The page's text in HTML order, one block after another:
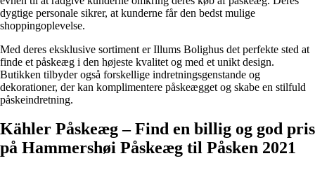
dygtige personale sikrer, at kunderne får den bedst mulige
shoppingoplevelse.
Med deres eksklusive sortiment er Illums Bolighus det perfekte sted at
finde et påskeæg i den højeste kvalitet og med et unikt design.
Butikken tilbyder også forskellige indretningsgenstande og
dekorationer, der kan komplimentere påskeægget og skabe en stilfuld
påskeindretning.
Kähler Påskeæg – Find en billig og god pris
på Hammershøi Påskeæg til Påsken 2021